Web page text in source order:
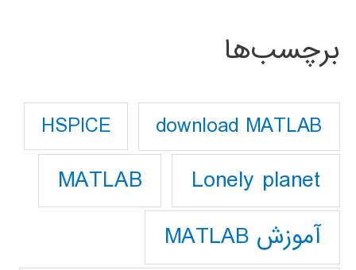
برچسب‌ها
download MATLAB
HSPICE
Lonely planet
MATLAB
آموزش MATLAB